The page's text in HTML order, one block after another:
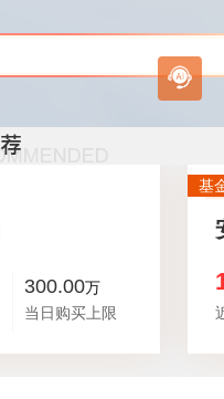
300.00万
当日购买上限
基